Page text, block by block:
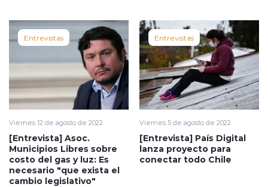
Entrevistas
Viernes 12 de agosto de 2022
[Entrevista] Asoc.
Municipios Libres sobre
costo del gas y luz: Es
necesario "que exista el
cambio legislativo"
Entrevistas
Viernes 5 de agosto de 2022
[Entrevista] País Digital
lanza proyecto para
conectar todo Chile